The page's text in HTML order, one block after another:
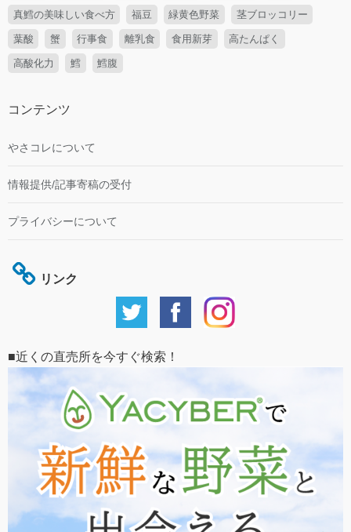
真鱈の美味しい食べ方 福豆 緑黄色野菜 茎ブロッコリー
葉酸 蟹 行事食 離乳食 食用新芽 高たんぱく
高酸化力 鱈 鱈腹
コンテンツ
やさコレについて
情報提供/記事寄稿の受付
プライバシーについて
リンク
■近くの直売所を今すぐ検索！